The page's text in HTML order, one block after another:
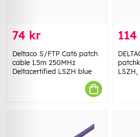
74 kr
Deltaco S/FTP Cat6 patch
cable 1.5m 250MHz
Deltacertified LSZH blue